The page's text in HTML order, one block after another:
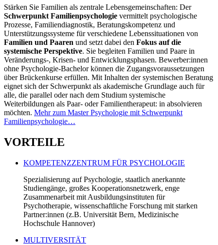
Stärken Sie Familien als zentrale Lebensgemeinschaften: Der
Schwerpunkt Familienpsychologie vermittelt psychologische
Prozesse, Familiendiagnostik, Beratungskompetenz und
Unterstützungssysteme für verschiedene Lebenssituationen von
Familien und Paaren und setzt dabei den Fokus auf die
systemische Perspektive. Sie begleiten Familien und Paare in
Veränderungs-, Krisen- und Entwicklungsphasen. Bewerber:innen
ohne Psychologie-Bachelor können die Zugangsvoraussetzungen
über Brückenkurse erfüllen. Mit Inhalten der systemischen Beratung
eignet sich der Schwerpunkt als akademische Grundlage auch für
alle, die parallel oder nach dem Studium systemische
Weiterbildungen als Paar- oder Familientherapeut: in absolvieren
möchten. Mehr zum Master Psychologie mit Schwerpunkt
Familienpsychologie…
VORTEILE
KOMPETENZZENTRUM FÜR PSYCHOLOGIE
Spezialisierung auf Psychologie, staatlich anerkannte
Studiengänge, großes Kooperationsnetzwerk, enge
Zusammenarbeit mit Ausbildungsinstituten für
Psychotherapie, wissenschaftliche Forschung mit starken
Partner:innen (z.B. Universität Bern, Medizinische
Hochschule Hannover)
MULTIVERSITÄT